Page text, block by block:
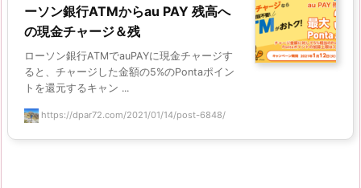
ーソン銀行ATMからau PAY 残高へ
の現金チャージ＆残
ローソン銀行ATMでauPAYに現金チャージす
ると、チャージした金額の5%のPontaポイン
トを還元するキャン ...
https://dpar72.com/2021/01/14/post-6848/